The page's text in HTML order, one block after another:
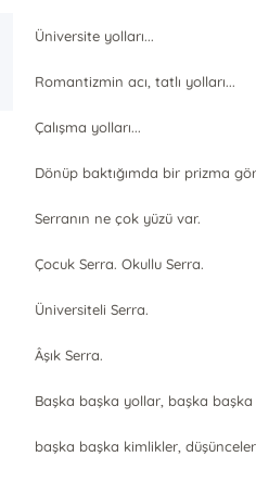
Üniversite yolları...
Romantizmin acı, tatlı yolları...
Çalışma yolları...
Dönüp baktığımda bir prizma
Serranın ne çok yüzü var.
Çocuk Serra. Okullu Serra.
Üniversiteli Serra.
Âşık Serra.
Başka başka yollar, başka başka
başka başka kimlikler,